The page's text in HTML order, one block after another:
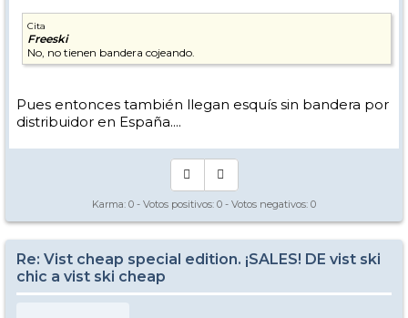
Cita
Freeski
No, no tienen bandera cojeando.
Pues entonces también llegan esquís sin bandera por
distribuidor en España....
Karma: 0 - Votos positivos: 0 - Votos negativos: 0
Re: Vist cheap special edition. ¡SALES! DE vist ski
chic a vist ski cheap